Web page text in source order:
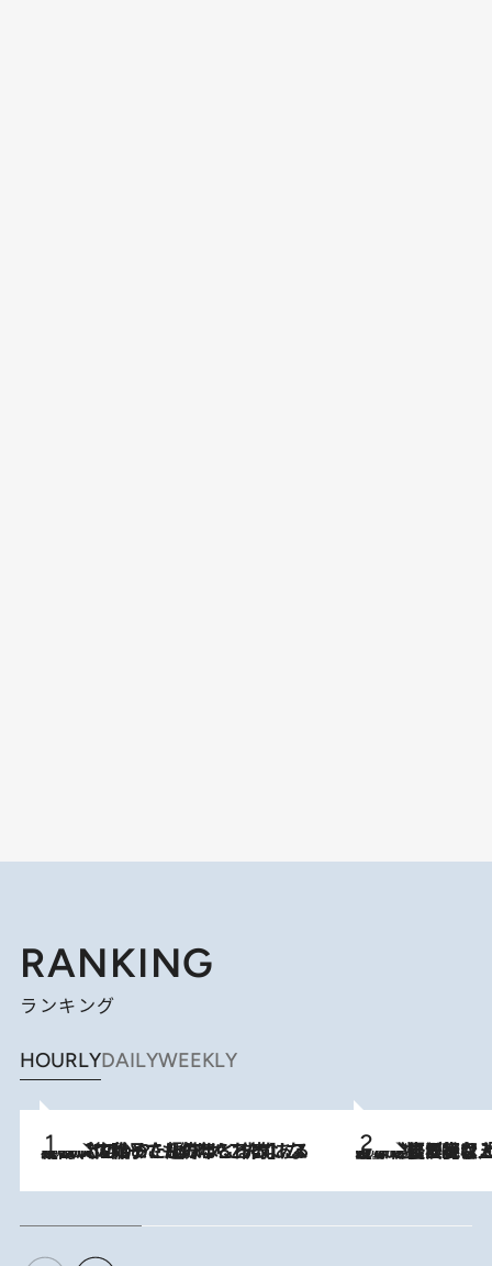
RANKING
ランキング
HOURLYDAILYWEEKLY
2026.8.5
【阿川佐和子さんの年とる力】なぜ70代で始めた趣味は“こんなに楽しい”のか？ ピアノ、俳句…スランプに陥っても続けられる“ある秘訣”とは 2026.8.5
【なぜ吉沢亮は「気配を消せる」のか？】興行収入208億の『国宝』を経て挑むミュージカル『ディア・エヴァン・ハンセン』。トップ俳優が舞台上でさらけ出した“孤独”とは